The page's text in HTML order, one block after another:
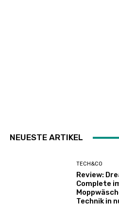
NEUESTE ARTIKEL
TECH&CO
Review:
Complete
Technik in